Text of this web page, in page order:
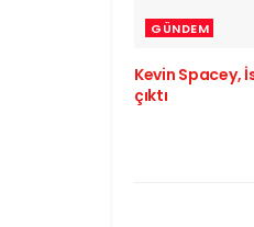
GÜNDEM
Kevin Spacey,
çıktı